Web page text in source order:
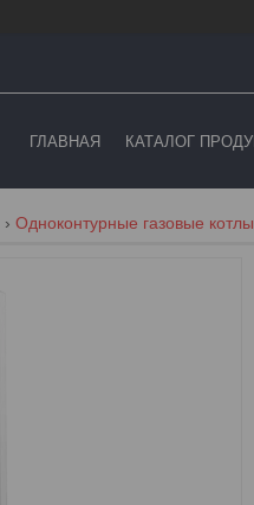
ГЛАВНАЯ КАТАЛОГ
Одноконтурные газовые котлы